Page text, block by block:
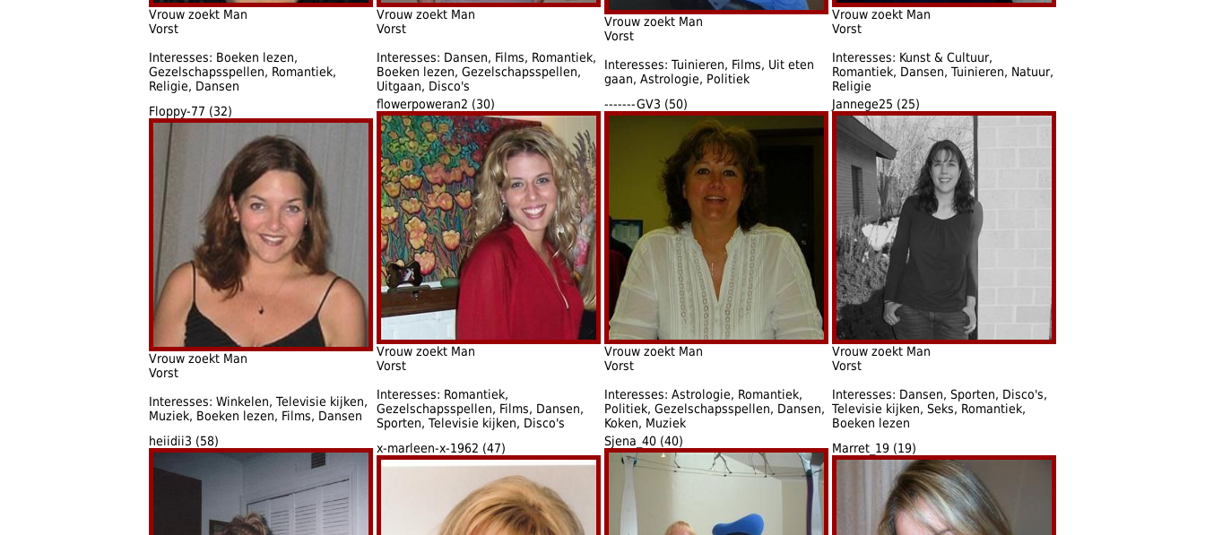
Vrouw zoekt Man
Vorst
Interesses: Boeken lezen,
Gezelschapsspellen, Romantiek,
Religie, Dansen
Vrouw zoekt Man
Vorst
Interesses: Dansen, Films, Romantiek,
Boeken lezen, Gezelschapsspellen,
Uitgaan, Disco's
Vrouw zoekt Man
Vorst
Interesses: Tuinieren, Films, Uit eten
gaan, Astrologie, Politiek
Vrouw zoekt Man
Vorst
Interesses: Kunst & Cultuur,
Romantiek, Dansen, Tuinieren, Natuur,
Religie
Floppy-77 (32)
Vrouw zoekt Man
Vorst
Interesses: Winkelen, Televisie kijken,
Muziek, Boeken lezen, Films, Dansen
flowerpoweran2 (30)
Vrouw zoekt Man
Vorst
Interesses: Romantiek,
Gezelschapsspellen, Films, Dansen,
Sporten, Televisie kijken, Disco's
-------GV3 (50)
Vrouw zoekt Man
Vorst
Interesses: Astrologie, Romantiek,
Politiek, Gezelschapsspellen, Dansen,
Koken, Muziek
Jannege25 (25)
Vrouw zoekt Man
Vorst
Interesses: Dansen, Sporten, Disco's,
Televisie kijken, Seks, Romantiek,
Boeken lezen
heiidii3 (58)
x-marleen-x-1962 (47) Sjena_40 (40) Marret_19 (19)